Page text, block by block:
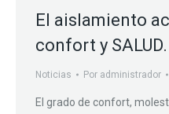
El aislamiento
confort y SALUD.
Noticias Por administrador
El grado de confort,